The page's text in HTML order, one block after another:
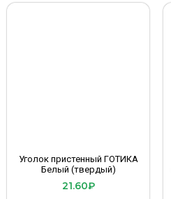
Уголок пристенный ГОТИКА
Белый (твердый)
21.60₽